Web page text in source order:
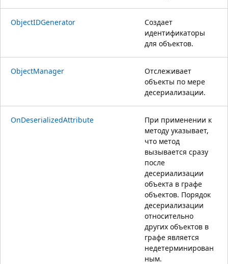
ObjectIDGenerator
Создает
идентификаторы
для объектов.
ObjectManager
Отслеживает
объекты по мере
десериализации.
OnDeserializedAttribute
При применении к
методу указывает,
что метод
вызывается сразу
после
десериализации
объекта в графе
объектов. Порядок
десериализации
относительно
других объектов в
графе является
недетерминирован
ным.